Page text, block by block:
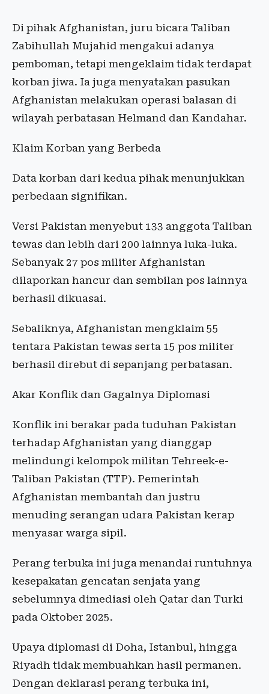
Di pihak Afghanistan, juru bicara Taliban
Zabihullah Mujahid mengakui adanya
pemboman, tetapi mengeklaim tidak terdapat
korban jiwa. Ia juga menyatakan pasukan
Afghanistan melakukan operasi balasan di
wilayah perbatasan Helmand dan Kandahar.
Klaim Korban yang Berbeda
Data korban dari kedua pihak menunjukkan
perbedaan signifikan.
Versi Pakistan menyebut 133 anggota Taliban
tewas dan lebih dari 200 lainnya luka-luka.
Sebanyak 27 pos militer Afghanistan
dilaporkan hancur dan sembilan pos lainnya
berhasil dikuasai.
Sebaliknya, Afghanistan mengklaim 55
tentara Pakistan tewas serta 15 pos militer
berhasil direbut di sepanjang perbatasan.
Akar Konflik dan Gagalnya Diplomasi
Konflik ini berakar pada tuduhan Pakistan
terhadap Afghanistan yang dianggap
melindungi kelompok militan Tehreek-e-
Taliban Pakistan (TTP). Pemerintah
Afghanistan membantah dan justru
menuding serangan udara Pakistan kerap
menyasar warga sipil.
Perang terbuka ini juga menandai runtuhnya
kesepakatan gencatan senjata yang
sebelumnya dimediasi oleh Qatar dan Turki
pada Oktober 2025.
Upaya diplomasi di Doha, Istanbul, hingga
Riyadh tidak membuahkan hasil permanen.
Dengan deklarasi perang terbuka ini,